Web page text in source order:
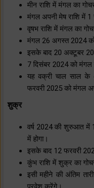
मीन राशि में मंगल का
मंगल अपनी मेष राशि में
वृषभ राशि में मंगल का
मंगल 26 अगस्त 2024
इसके बाद 20 अक्टूबर
7 दिसंबर 2024 को
यह वक्री चाल साल के
फरवरी 2025 को मंगल
शुक्र
वर्ष 2024 की शुरुआत में
में होगा।
इसके बाद 12 फरवरी
कुंभ राशि में शुक्र का
इसी महीने की अंतिम